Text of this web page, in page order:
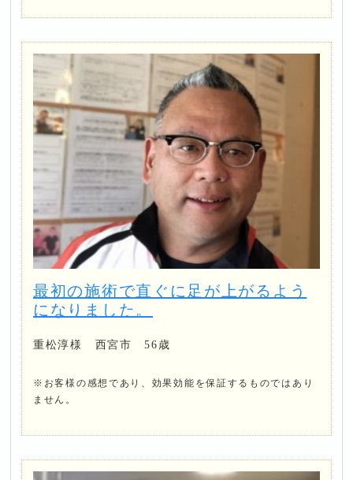
最初の施術で直ぐに足が上がるよう
になりました。
重松淳様 西宮市 56歳
※お客様の感想であり、効果効能を保証するものではあり
ません。